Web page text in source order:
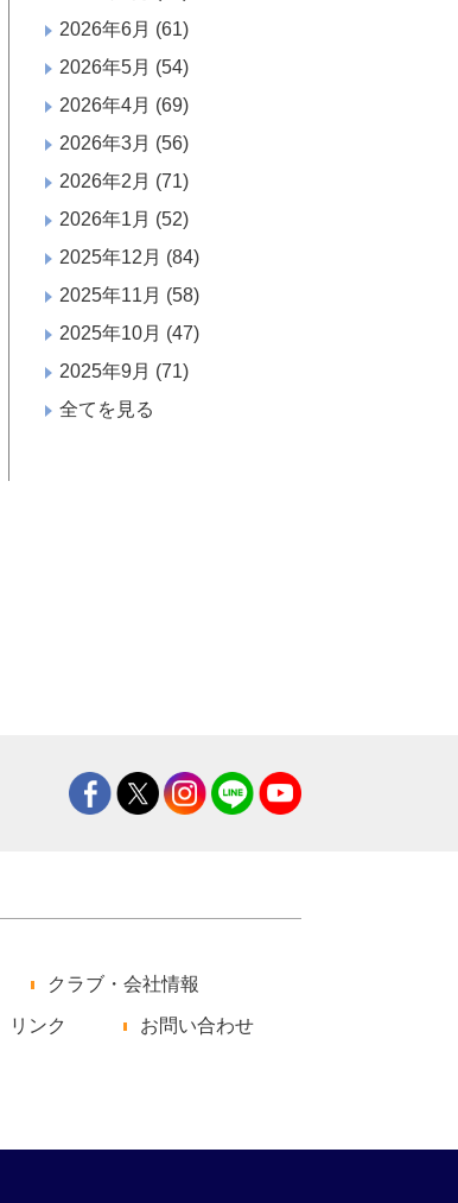
2026年6月 (61)
2026年5月 (54)
2026年4月 (69)
2026年3月 (56)
2026年2月 (71)
2026年1月 (52)
2025年12月 (84)
2025年11月 (58)
2025年10月 (47)
2025年9月 (71)
全てを見る
クラブ・会社情報
リンク お問い合わせ